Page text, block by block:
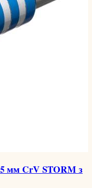
мм CrV STORM з